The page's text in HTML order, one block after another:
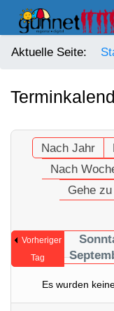
Aktuelle Seite:
Nach Jahr
Nach
Gehe
Vorheriger
Tag
Es wurden